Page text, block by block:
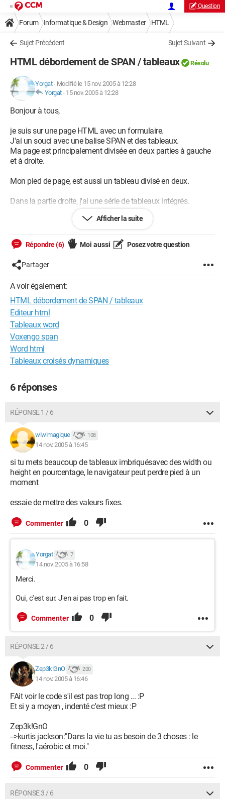
Question
Forum Informatique & Design Webmaster HTML
Sujet Précédent Sujet Suivant
HTML débordement de SPAN / tableaux Résolu
Yorgat- Modifié le 15 nov. 2005 à 12:28
Yorgat- 15 nov. 2005 à 12:28
Bonjour à tous,
je suis sur une page HTML avec un formulaire.
J'ai un souci avec une balise SPAN et des tableaux.
Ma page est principalement divisée en deux parties à gauche
et à droite.
Mon pied de page, est aussi un tableau divisé en deux.
Dans la partie droite, j'ai une série de tableaux intégrés.
Cependant, une partie des tableaux débordent du SPAN,
débordent sur le pied de page.
Je ne comprends pas trop. Pourtant les balises <table>, <td> et
<tr> sont bien définies. J'utilise des colspan et rowspan bien
définis.
Est ce que quelqu'un a déjà rencontré de tels problèmes ?
J'utilise du HTML/php. Je code directement sans utiliser de
Dreamweaver ou de Frontpage.
Merci de votre attention
Afficher la suite
Répondre (6) Moi aussi Posez votre question
Partager
A voir également:
HTML débordement de SPAN / tableaux
Editeur html
Tableaux word
Voxengo span
Word html
Tableaux croisés dynamiques
6 réponses
RÉPONSE 1 / 6
wiwimagique 108
14 nov. 2005 à 16:45
si tu mets beaucoup de tableaux imbriquésavec des width ou
height en pourcentage, le navigateur peut perdre pied à un
moment
essaie de mettre des valeurs fixes.
Commenter 0
Yorgat 7
14 nov. 2005 à 16:58
Merci.
Oui, c'est sur. J'en ai pas trop en fait.
Commenter 0
RÉPONSE 2 / 6
Zep3k!GnO 200
14 nov. 2005 à 16:46
FAit voir le code s'il est pas trop long ... :P
Et si y a moyen , indenté c'est mieux :P
Zep3k!GnO
-->kurtis jackson:"Dans la vie tu as besoin de 3 choses : le
fitness, l'aérobic et moi."
Commenter 0
RÉPONSE 3 / 6